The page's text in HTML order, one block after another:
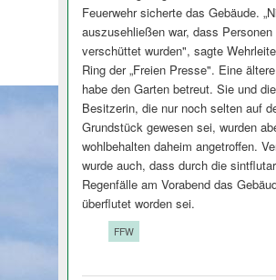
Feuerwehr sicherte das Gebäude.
auszusehließen war, dass Personen
verschüttet wurden", sagte
Ring der „Freien Presse". Eine
habe den Garten betreut. Sie und die
Besitzerin, die nur noch selten auf
Grundstück gewesen sei, wurden
wohlbehalten daheim angetroffen.
wurde auch, dass durch die
Regenfälle am Vorabend das
überflutet worden sei.
FFW